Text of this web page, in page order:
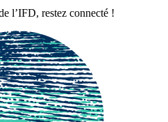
l’IFD, restez connecté !